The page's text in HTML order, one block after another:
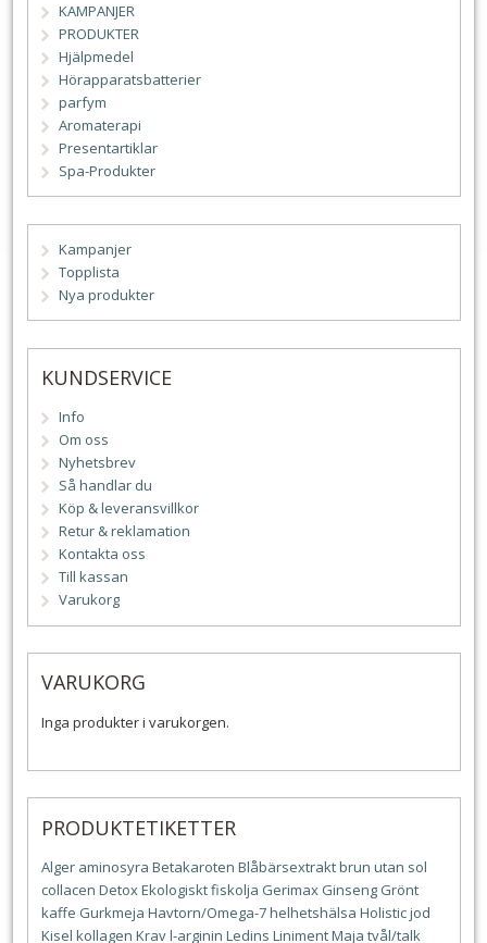
KAMPANJER
PRODUKTER
Hjälpmedel
Hörapparatsbatterier
parfym
Aromaterapi
Presentartiklar
Spa-Produkter
Kampanjer
Topplista
Nya produkter
KUNDSERVICE
Info
Om oss
Nyhetsbrev
Så handlar du
Köp & leveransvillkor
Retur & reklamation
Kontakta oss
Till kassan
Varukorg
VARUKORG
Inga produkter i varukorgen.
PRODUKTETIKETTER
Alger aminosyra Betakaroten Blåbärsextraktbrun utan sol
collacen DetoxEkologisktfiskolja Gerimax Ginseng Grönt
kaffe Gurkmeja Havtorn/Omega-7helhetshälsa Holisticjod
Kisel kollagen Kravl-arginin Ledins LinimentMaja tvål/talk